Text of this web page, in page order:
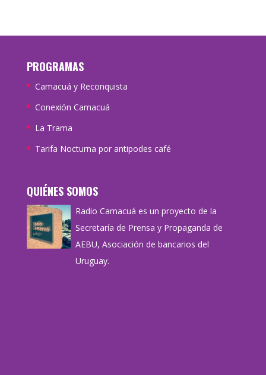
PROGRAMAS
Camacuá y Reconquista
Conexión Camacuá
La Trama
Tarifa Nocturna por antipodes café
QUIÉNES SOMOS
Radio Camacuá es un proyecto de la
Secretaría de Prensa y Propaganda de
AEBU, Asociación de bancarios del
Uruguay.